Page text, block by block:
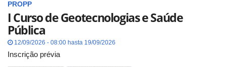
PROPP
I Curso de Geotecnologias e Saúde
Pública
12/09/2026 - 08:00 hasta 19/09/2026
Inscrição prévia